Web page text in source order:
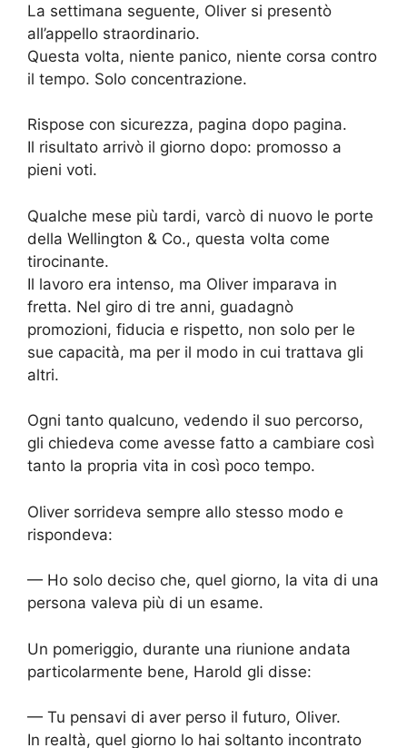
La settimana seguente, Oliver si presentò
all’appello straordinario.
Questa volta, niente panico, niente corsa contro
il tempo. Solo concentrazione.
Rispose con sicurezza, pagina dopo pagina.
Il risultato arrivò il giorno dopo: promosso a
pieni voti.
Qualche mese più tardi, varcò di nuovo le porte
della Wellington & Co., questa volta come
tirocinante.
Il lavoro era intenso, ma Oliver imparava in
fretta. Nel giro di tre anni, guadagnò
promozioni, fiducia e rispetto, non solo per le
sue capacità, ma per il modo in cui trattava gli
altri.
Ogni tanto qualcuno, vedendo il suo percorso,
gli chiedeva come avesse fatto a cambiare così
tanto la propria vita in così poco tempo.
Oliver sorrideva sempre allo stesso modo e
rispondeva:
— Ho solo deciso che, quel giorno, la vita di una
persona valeva più di un esame.
Un pomeriggio, durante una riunione andata
particolarmente bene, Harold gli disse:
— Tu pensavi di aver perso il futuro, Oliver.
In realtà, quel giorno lo hai soltanto incontrato